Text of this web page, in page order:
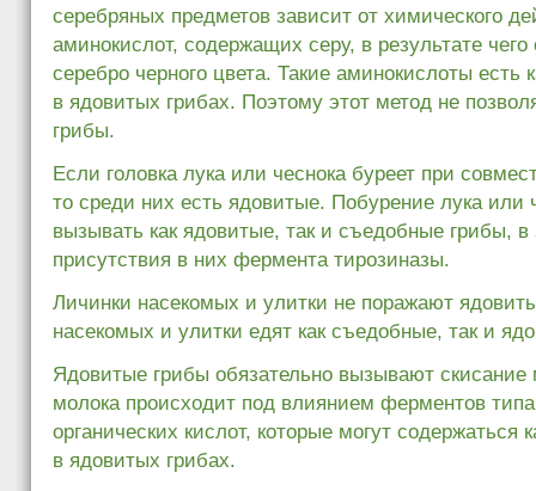
серебряных предметов зависит от химического
аминокислот, содержащих серу, в результате чего
серебро черного цвета. Такие аминокислоты есть
в ядовитых грибах. Поэтому этот метод не
грибы.
Если головка лука или чеснока буреет при
то среди них есть ядовитые. Побурение лука или
вызывать как ядовитые, так и съедобные грибы, в
присутствия в них фермента тирозиназы.
Личинки насекомых и улитки не поражают
насекомых и улитки едят как съедобные, так и
Ядовитые грибы обязательно вызывают скисание
молока происходит под влиянием ферментов
органических кислот, которые могут содержаться
в ядовитых грибах.